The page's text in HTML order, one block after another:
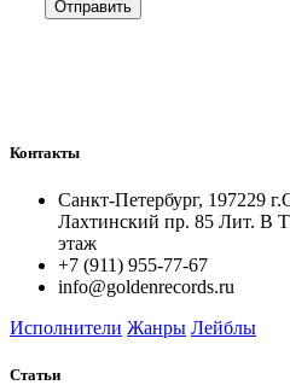
Контакты
Санкт-Петербург, 197229
Лахтинский пр. 85 Лит. B
этаж
+7 (911) 955-77-67
info@goldenrecords.ru
Исполнители Жанры Лейблы
Статьи